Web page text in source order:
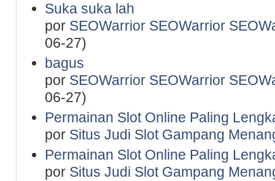
Suka suka lah
por SEOWarrior SEOWarrior
06-27)
bagus
por SEOWarrior SEOWarrior
06-27)
Permainan Slot Online Paling
por Situs Judi Slot Gampang
Permainan Slot Online Paling
por Situs Judi Slot Gampang